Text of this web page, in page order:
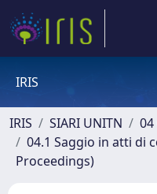
IRIS
IRIS SIARI UNITN
04.1 Saggio in atti di
Proceedings)